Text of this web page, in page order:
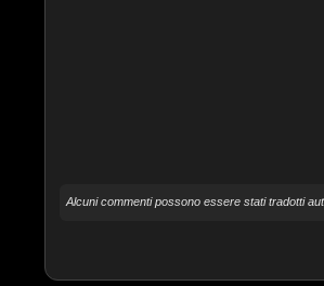
Alcuni commenti possono essere stati tradotti